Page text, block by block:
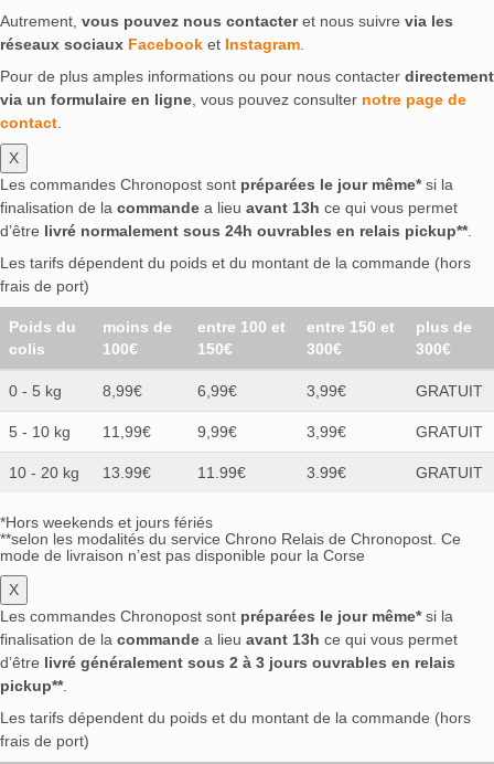
Autrement, vous pouvez nous contacteret nous suivre via les
réseaux sociaux Facebook et Instagram.
Pour de plus amples informations ou pour nous contacter directement
via un formulaire en ligne, vous pouvez consulter notre page de
contact.
X
Les commandes Chronopost sont préparées le jour même*si la
finalisation de la commande a lieu avant 13h ce qui vous permet
d’être livré normalement sous 24h ouvrables en relais pickup**.
Les tarifs dépendent du poids et du montant de la commande (hors
frais de port)
Poids du
colis
moins de
100€
entre 100 et
150€
entre 150 et
300€
plus de
300€
0 - 5 kg 8,99€ 6,99€ 3,99€ GRATUIT
5 - 10 kg 11,99€ 9,99€ 3,99€ GRATUIT
10 - 20 kg 13.99€ 11.99€ 3.99€ GRATUIT
*Hors weekends et jours fériés
**selon les modalités du service Chrono Relais de Chronopost. Ce
mode de livraison n’est pas disponible pour la Corse
X
Les commandes Chronopost sont préparées le jour même*si la
finalisation de la commande a lieu avant 13h ce qui vous permet
d’être livré généralement sous 2 à 3 jours ouvrables en relais
pickup**.
Les tarifs dépendent du poids et du montant de la commande (hors
frais de port)